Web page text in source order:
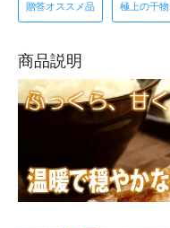
贈答オススメ品 極上の干物
商品説明